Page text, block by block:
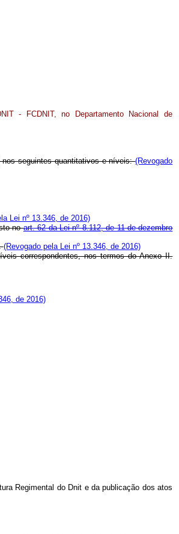
- FCDNIT, no Departamento Nacional de
nos seguintes quantitativos e níveis:(Revogado
Lei nº 13.346, de 2016)
noart. 62 da Lei nº 8.112, de 11 de dezembro
(Revogado pela Lei nº 13.346, de 2016)
correspondentes, nos termos do Anexo II.
de 2016)
Regimental do Dnit e da publicação dos atos